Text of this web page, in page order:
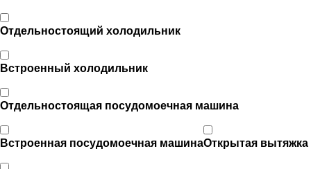
Отдельностоящий холодильник
Встроенный холодильник
Отдельностоящая посудомоечная машина
Встроенная посудомоечная машинаОткрытая вытяжка